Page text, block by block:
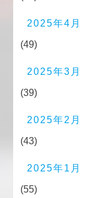
2025年4月
(49)
2025年3月
(39)
2025年2月
(43)
2025年1月
(55)